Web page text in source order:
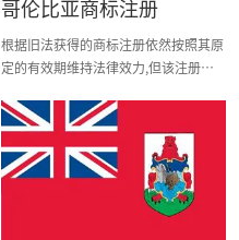
织和世界贸易组织成员国。 二、申请
照》或有效登记证明复印件加盖公章1
份；以自然人申请附个人身份证明文件
1份； 2、申请人的详细信息（中英
文），包括姓名或名称，性质、国籍以
及详细地址、邮编，联系方式； 3、电
子版商标标样； 4、商品名称和类别；
5、申请人提交真诚使用商标的声明，
说明将要在何种产品或服务上使用有关
哥伦比亚商标注册
根据旧法获得的商标注册依然按照其原
定的有效期维持法律效力,但该注册商
许可和续展等,均按照新法的规定办
理。 2、根据上述哥伦比亚商标法律的
规定，商标注册基于申请在先原则。
3、商标法保护商品商标、服务商标、
集体商标、证明商标、广告短语和彩色